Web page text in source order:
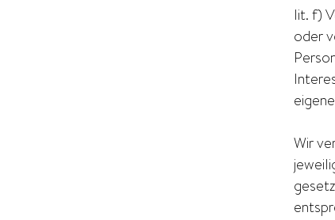
lit. f)
oder
Wir